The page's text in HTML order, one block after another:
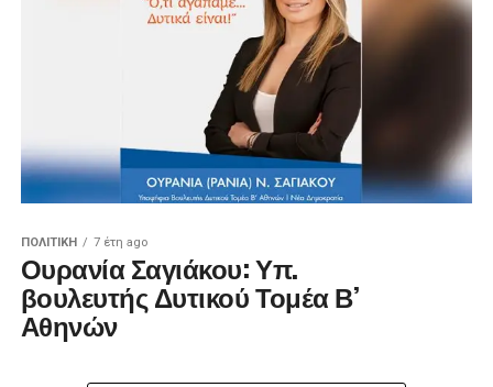
ΠΟΛΙΤΙΚΉ 7 έτη ago
Ουρανία Σαγιάκου: Υπ.
βουλευτής Δυτικού Τομέα Β’
Αθηνών